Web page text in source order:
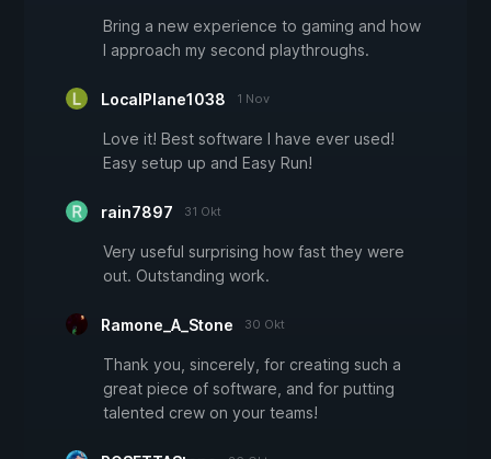
Bring a new experience to gaming and how
I approach my second playthroughs.
LocalPlane1038 1 Nov
Love it! Best software I have ever used!
Easy setup up and Easy Run!
rain7897 31 Okt
Very useful surprising how fast they were
out. Outstanding work.
Ramone_A_Stone 30 Okt
Thank you, sincerely, for creating such a
great piece of software, and for putting
talented crew on your teams!